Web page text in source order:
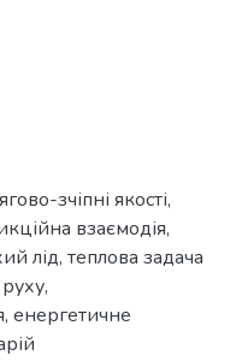
зчіпні якості,
взаємодія,
лід, теплова задача
,
, енергетичне